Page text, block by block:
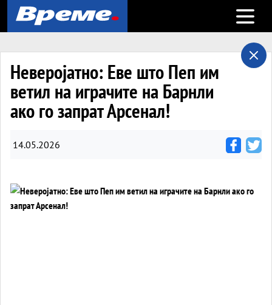
Open
Неверојатно: Еве што Пеп им
ветил на играчите на Барнли
ако го запрат Арсенал!
14.05.2026